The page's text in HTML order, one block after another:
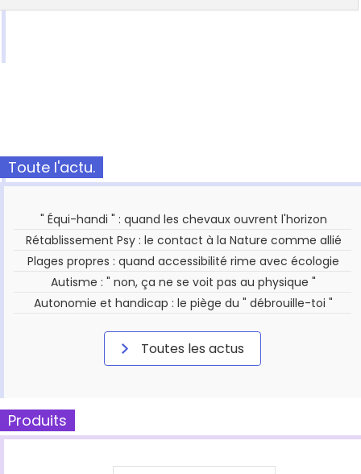
Toute l'actu.
" Équi-handi " : quand les chevaux ouvrent l'horizon
Rétablissement Psy : le contact à la Nature comme allié
Plages propres : quand accessibilité rime avec écologie
Autisme : " non, ça ne se voit pas au physique "
Autonomie et handicap : le piège du " débrouille-toi "
Toutes les actus
Produits